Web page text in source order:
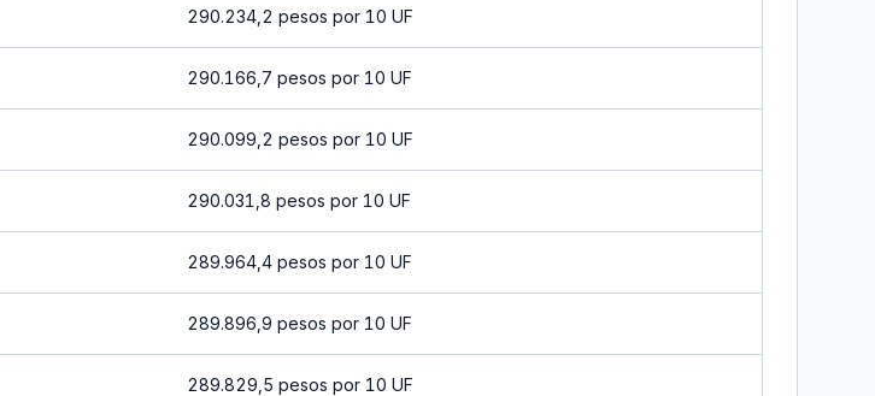
290.234,2 pesos por 10 UF
290.166,7 pesos por 10 UF
290.099,2 pesos por 10 UF
290.031,8 pesos por 10 UF
289.964,4 pesos por 10 UF
289.896,9 pesos por 10 UF
289.829,5 pesos por 10 UF